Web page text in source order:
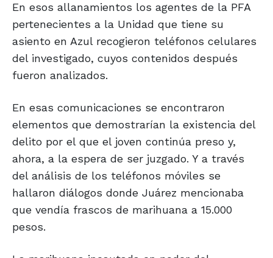
En esos allanamientos los agentes de la PFA
pertenecientes a la Unidad que tiene su
asiento en Azul recogieron teléfonos celulares
del investigado, cuyos contenidos después
fueron analizados.
En esas comunicaciones se encontraron
elementos que demostrarían la existencia del
delito por el que el joven continúa preso y,
ahora, a la espera de ser juzgado. Y a través
del análisis de los teléfonos móviles se
hallaron diálogos donde Juárez mencionaba
que vendía frascos de marihuana a 15.000
pesos.